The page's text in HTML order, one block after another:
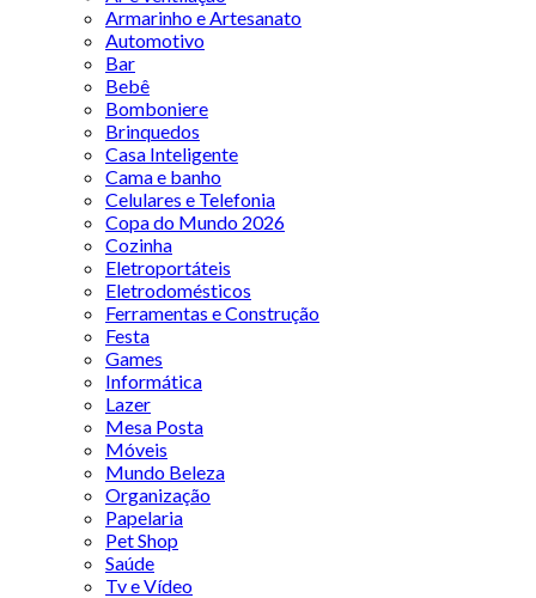
Armarinho e Artesanato
Automotivo
Bar
Bebê
Bomboniere
Brinquedos
Casa Inteligente
Cama e banho
Celulares e Telefonia
Copa do Mundo 2026
Cozinha
Eletroportáteis
Eletrodomésticos
Ferramentas e Construção
Festa
Games
Informática
Lazer
Mesa Posta
Móveis
Mundo Beleza
Organização
Papelaria
Pet Shop
Saúde
Tv e Vídeo